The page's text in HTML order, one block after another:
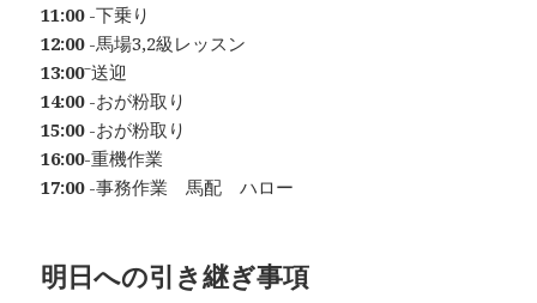
11:00-下乗り
12:00-馬場3,2級レッスン
13:00⁻送迎
14:00-おが粉取り
15:00-おが粉取り
16:00-重機作業
17:00-事務作業 馬配 ハロー
明日への引き継ぎ事項